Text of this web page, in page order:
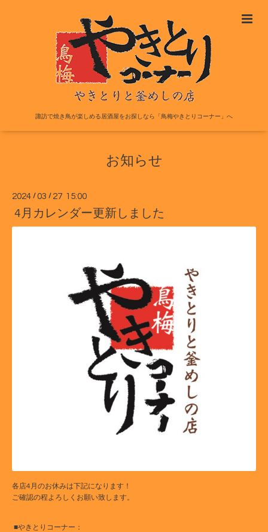
諏訪で焼き鳥が楽しめる居酒屋をお探しなら「鳥梅やきとりコーナー」へ
お知らせ
2024 /03 / 27 15:00
4月カレンダー更新しました
各店4月のお休みは下記になります！
ご確認の程よろしくお願い致します。
■やきとりコーナー：